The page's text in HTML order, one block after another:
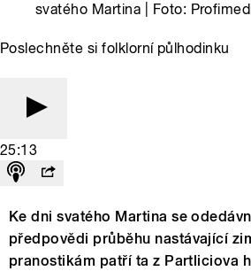
svatého Martina | Foto:
Poslechněte si folklorní půlhodinku
25:13
Ke dni svatého Martina se
předpovědi průběhu nastávající
pranostikám patří ta z Partliciova